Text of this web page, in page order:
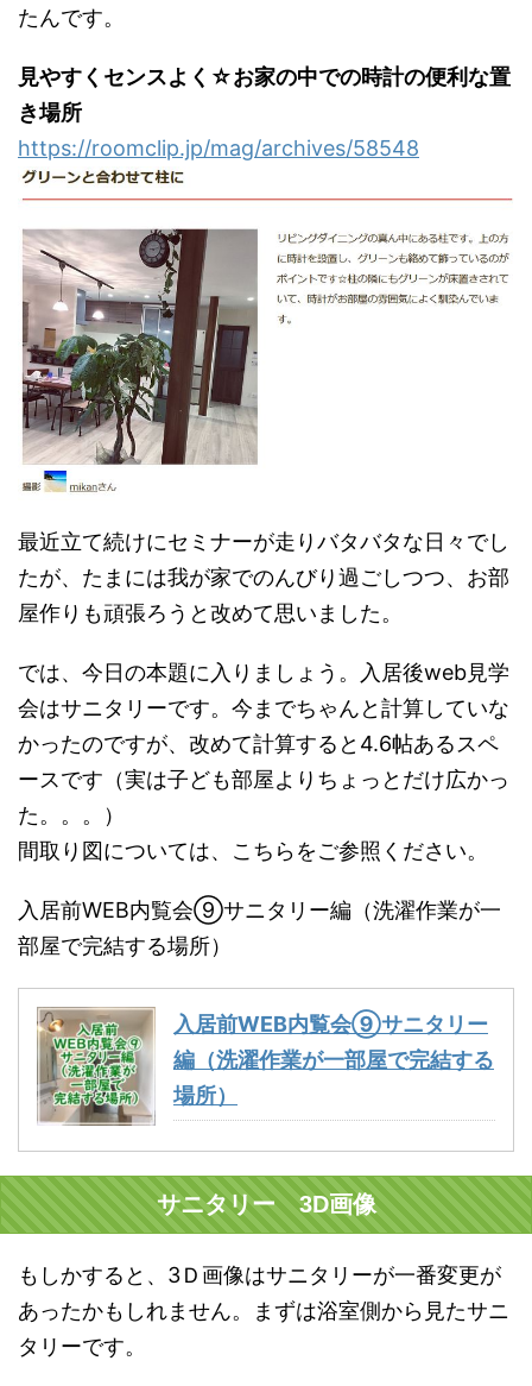
たんです。
見やすくセンスよく☆お家の中での時計の便利な置
き場所
https://roomclip.jp/mag/archives/58548
最近立て続けにセミナーが走りバタバタな日々でし
たが、たまには我が家でのんびり過ごしつつ、お部
屋作りも頑張ろうと改めて思いました。
では、今日の本題に入りましょう。入居後web見学
会はサニタリーです。今までちゃんと計算していな
かったのですが、改めて計算すると4.6帖あるスペ
ースです（実は子ども部屋よりちょっとだけ広かっ
た。。。）
間取り図については、こちらをご参照ください。
入居前WEB内覧会⑨サニタリー編（洗濯作業が一
部屋で完結する場所）
入居前WEB内覧会⑨サニタリー
編（洗濯作業が一部屋で完結する
場所）
サニタリー 3D画像
もしかすると、3Ｄ画像はサニタリーが一番変更が
あったかもしれません。まずは浴室側から見たサニ
タリーです。